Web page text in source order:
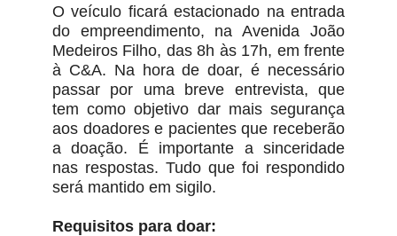
O veículo ficará estacionado na entrada
do empreendimento, na Avenida João
Medeiros Filho, das 8h às 17h, em frente
à C&A. Na hora de doar, é necessário
passar por uma breve entrevista, que
tem como objetivo dar mais segurança
aos doadores e pacientes que receberão
a doação. É importante a sinceridade
nas respostas. Tudo que foi respondido
será mantido em sigilo.
Requisitos para doar: